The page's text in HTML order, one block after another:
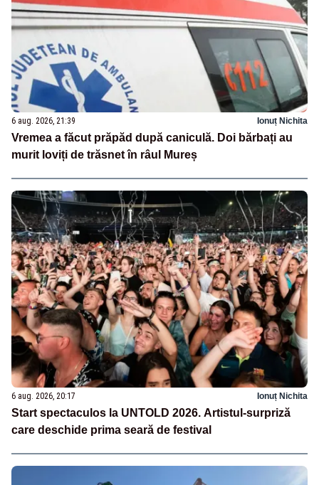
6 aug. 2026, 21:39 Ionuț Nichita
Vremea a făcut prăpăd după caniculă. Doi bărbați au
murit loviți de trăsnet în râul Mureș
6 aug. 2026, 20:17 Ionuț Nichita
Start spectaculos la UNTOLD 2026. Artistul-surpriză
care deschide prima seară de festival